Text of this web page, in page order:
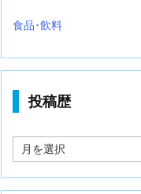
食品･飲料
投稿歴
稿